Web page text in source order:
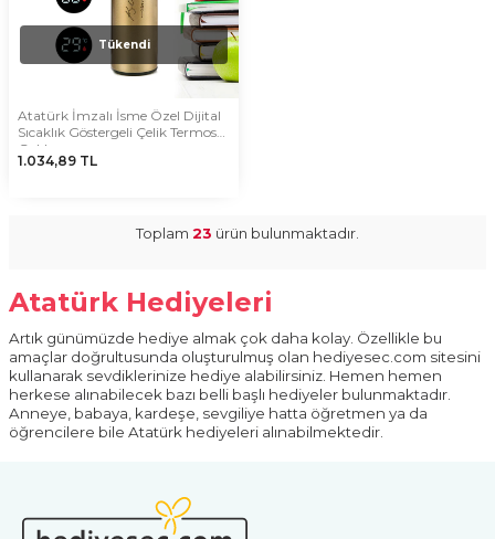
Tükendi
Atatürk İmzalı İsme Özel Dijital
Sıcaklık Göstergeli Çelik Termos
Gold
1.034,89 TL
Toplam 23 ürün bulunmaktadır.
Atatürk Hediyeleri
Artık günümüzde hediye almak çok daha kolay. Özellikle bu
amaçlar doğrultusunda oluşturulmuş olan hediyesec.com sitesini
kullanarak sevdiklerinize hediye alabilirsiniz. Hemen hemen
herkese alınabilecek bazı belli başlı hediyeler bulunmaktadır.
Anneye, babaya, kardeşe, sevgiliye hatta öğretmen ya da
öğrencilere bile Atatürk hediyeleri alınabilmektedir.
Alınabilmektedir?
Atatürk kupalar, Atatürk resmi olan defterler, Atatürk resmi olan